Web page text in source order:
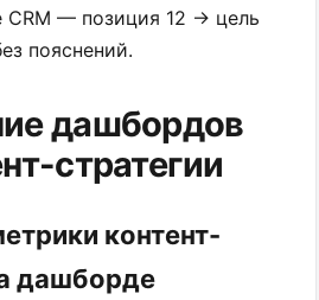
CRM — позиция 12 → цель
пояснений.
дашбордов
стратегии
контент-
дашборде